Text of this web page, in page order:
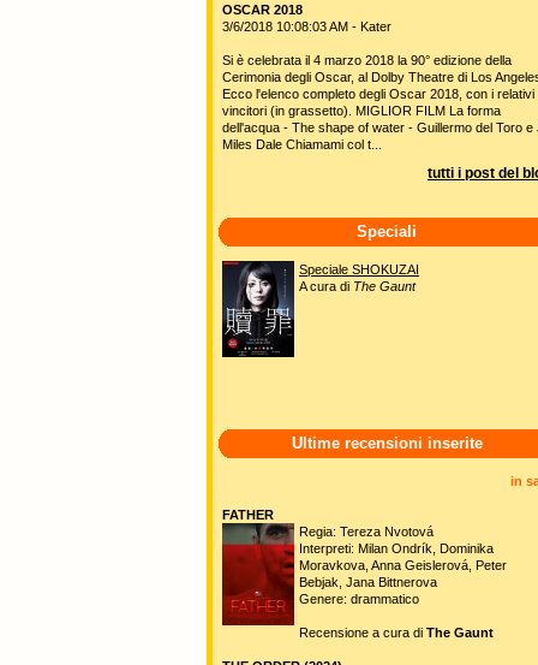
OSCAR 2018
3/6/2018 10:08:03 AM - Kater
Si è celebrata il 4 marzo 2018 la 90° edizione della
Cerimonia degli Oscar, al Dolby Theatre di Los
Ecco l'elenco completo degli Oscar 2018, con i relativi
vincitori (in grassetto). MIGLIOR FILM La forma
dell'acqua - The shape of water - Guillermo del Toro e
Miles Dale Chiamami col t...
tutti i post del
Speciali
Speciale SHOKUZAI
A cura di The Gaunt
Ultime recensioni inserite
in
FATHER
Regia: Tereza Nvotová
Interpreti: Milan Ondrík, Dominika
Moravkova, Anna Geislerová, Peter
Bebjak, Jana Bittnerova
Genere: drammatico
Recensione a cura di The Gaunt